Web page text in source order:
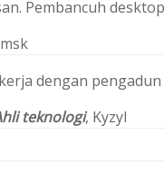
Pembancuh
dengan
teknologi, Kyzyl